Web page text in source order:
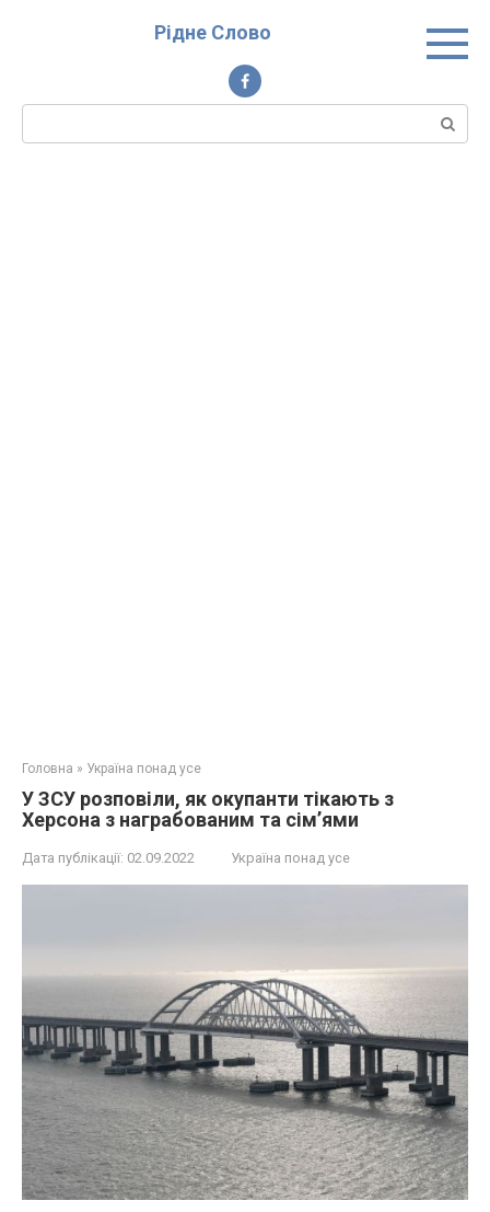
Рідне Слово
Пошук:
Головна » Україна понад усе
У ЗСУ розповіли, як окупанти тікають з
Херсона з награбованим та сім’ями
Дата публікації: 02.09.2022 Україна понад усе